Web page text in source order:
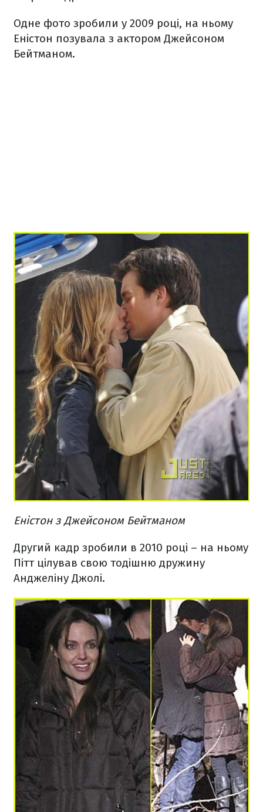
Одне фото зробили у 2009 році, на ньому
Еністон позувала з актором Джейсоном
Бейтманом.
Еністон з Джейсоном Бейтманом
Другий кадр зробили в 2010 році – на ньому
Пітт цілував свою тодішню дружину
Анджеліну Джолі.